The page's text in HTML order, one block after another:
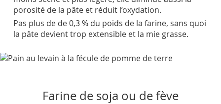
porosité de la pâte et réduit l’oxydation.
Pas plus de de 0,3 % du poids de la farine, sans quoi
la pâte devient trop extensible et la mie grasse.
Farine de soja ou de fève